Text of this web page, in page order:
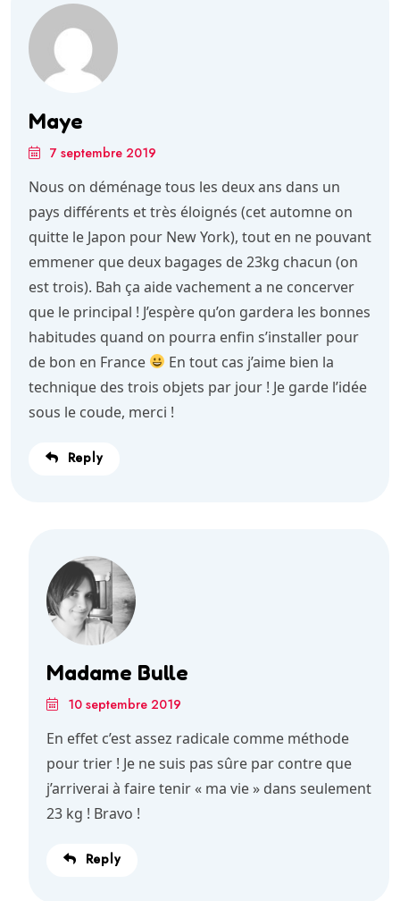
Maye
7 septembre 2019
Nous on déménage tous les deux ans dans un
pays différents et très éloignés (cet automne on
quitte le Japon pour New York), tout en ne pouvant
emmener que deux bagages de 23kg chacun (on
est trois). Bah ça aide vachement a ne concerver
que le principal ! J’espère qu’on gardera les bonnes
habitudes quand on pourra enfin s’installer pour
de bon en France
En tout cas j’aime bien la
technique des trois objets par jour ! Je garde l’idée
sous le coude, merci !
Reply
Madame Bulle
10 septembre 2019
En effet c’est assez radicale comme méthode
pour trier ! Je ne suis pas sûre par contre que
j’arriverai à faire tenir « ma vie » dans seulement
23 kg ! Bravo !
Reply